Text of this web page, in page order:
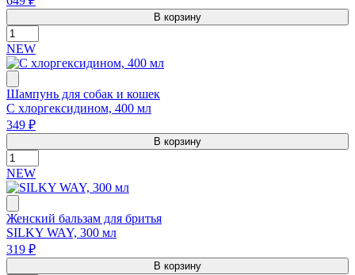
В корзину
NEW
Шампунь для собак и кошек
С хлоргексидином, 400 мл
349 ₽
В корзину
NEW
Женский бальзам для бритья
SILKY WAY, 300 мл
319 ₽
В корзину